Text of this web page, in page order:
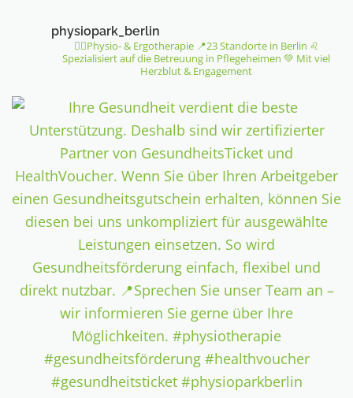
physiopark_berlin
👩‍⚕️Physio- & Ergotherapie📍23 Standorte in Berlin ♌️
Spezialisiert auf die Betreuung in Pflegeheimen 💚 Mit viel
Herzblut & Engagement